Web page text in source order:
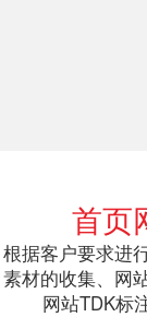
首页
根据客户要求进
素材的收集、网
网站TDK标